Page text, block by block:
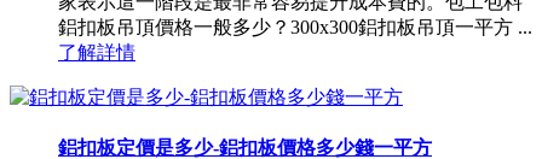
鋁扣板吊頂價格一般多少？300x300鋁扣板吊頂一平方 ...
了解詳情
鋁扣板定價是多少-鋁扣板價格多少錢一平方